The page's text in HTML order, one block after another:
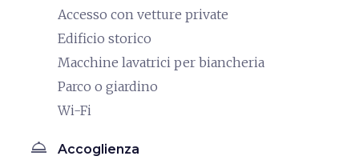
Accesso con vetture private
Edificio storico
Macchine lavatrici per biancheria
Parco o giardino
Wi-Fi
room_service Accoglienza